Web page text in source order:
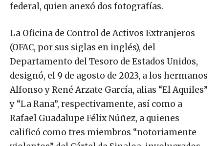
federal, quien anexó dos fotografías.
La Oficina de Control de Activos Extranjeros
(OFAC, por sus siglas en inglés), del
Departamento del Tesoro de Estados Unidos,
designó, el 9 de agosto de 2023, a los hermanos
Alfonso y René Arzate García, alias “El Aquiles”
y “La Rana”, respectivamente, así como a
Rafael Guadalupe Félix Núñez, a quienes
calificó como tres miembros “notoriamente